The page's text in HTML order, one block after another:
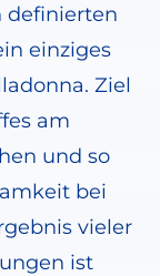
definierten
einziges
Ziel
am
und so
bei
vieler
ist